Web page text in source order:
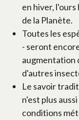
en hiver,
de la Planète.
Toutes les
- seront
augmentation
d'autres
Le savoir
n'est plus
conditions